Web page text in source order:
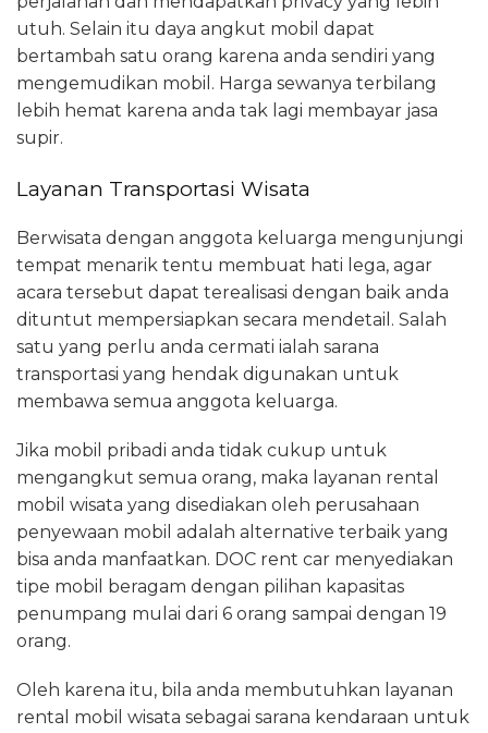
utuh. Selain itu daya angkut mobil dapat
bertambah satu orang karena anda sendiri yang
mengemudikan mobil. Harga sewanya terbilang
lebih hemat karena anda tak lagi membayar jasa
supir.
Layanan Transportasi Wisata
Berwisata dengan anggota keluarga mengunjungi
tempat menarik tentu membuat hati lega, agar
acara tersebut dapat terealisasi dengan baik anda
dituntut mempersiapkan secara mendetail. Salah
satu yang perlu anda cermati ialah sarana
transportasi yang hendak digunakan untuk
membawa semua anggota keluarga.
Jika mobil pribadi anda tidak cukup untuk
mengangkut semua orang, maka layanan rental
mobil wisata yang disediakan oleh perusahaan
penyewaan mobil adalah alternative terbaik yang
bisa anda manfaatkan. DOC rent car menyediakan
tipe mobil beragam dengan pilihan kapasitas
penumpang mulai dari 6 orang sampai dengan 19
orang.
Oleh karena itu, bila anda membutuhkan layanan
rental mobil wisata sebagai sarana kendaraan untuk